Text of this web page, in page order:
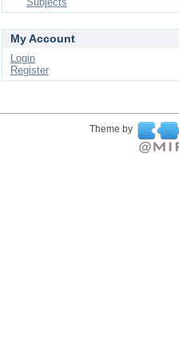
My Account
Login
Register
Theme by